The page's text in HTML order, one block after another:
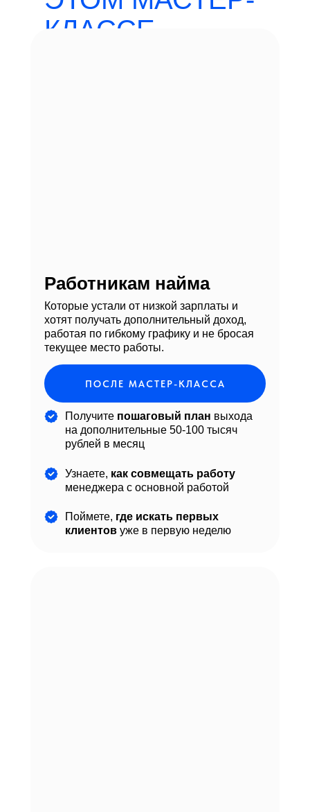
КЛАССЕ
Работникам найма
Которые устали от низкой зарплаты и
хотят получать дополнительный доход,
работая по гибкому графику и не бросая
текущее место работы.
ПОСЛЕ МАСТЕР-КЛАССА
Поймете, где искать первых
клиентов уже в первую неделю
Узнаете, как совмещать работу
менеджера с основной работой
Получите пошаговый план выхода
на дополнительные 50-100 тысяч
рублей в месяц